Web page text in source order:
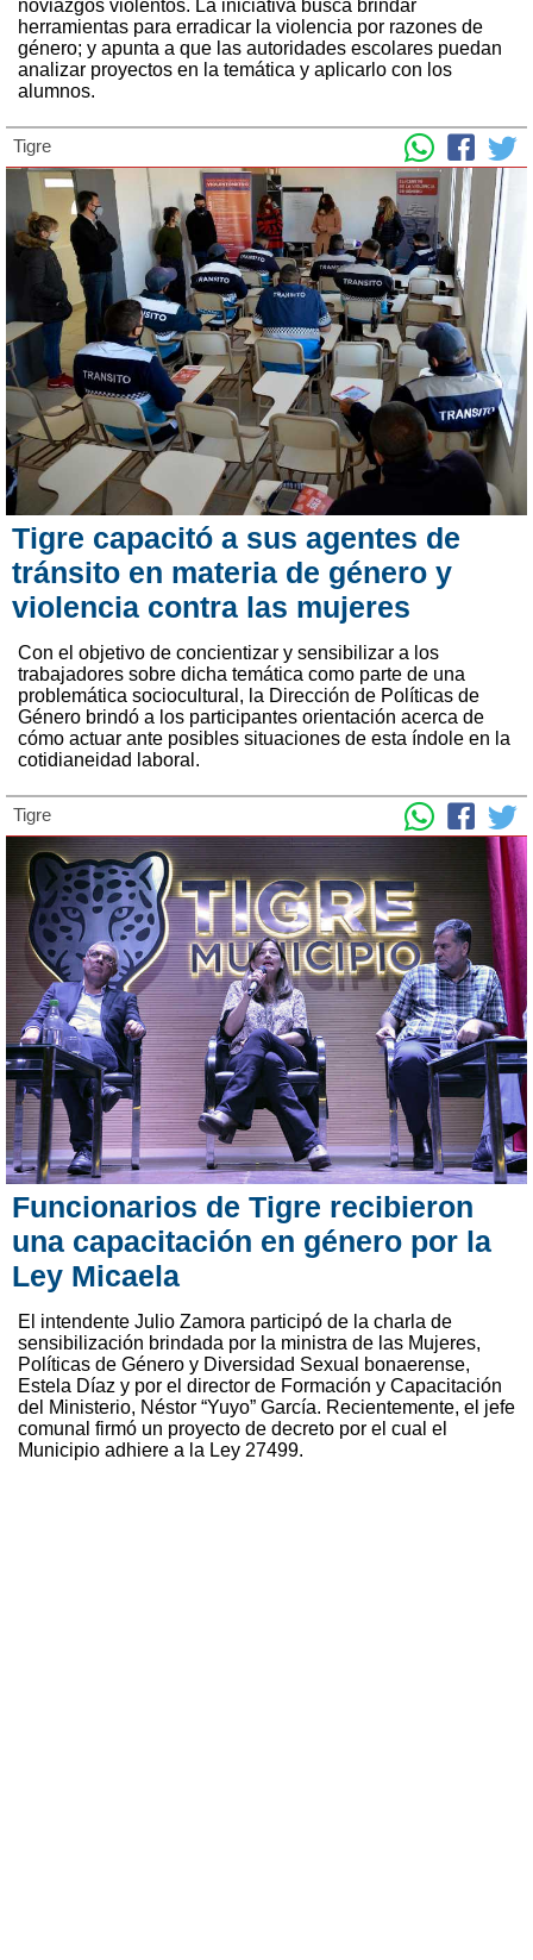
noviazgos violentos. La iniciativa busca brindar
herramientas para erradicar la violencia por razones de
género; y apunta a que las autoridades escolares puedan
analizar proyectos en la temática y aplicarlo con los
alumnos.
Tigre
Tigre capacitó a sus agentes de
tránsito en materia de género y
violencia contra las mujeres
Con el objetivo de concientizar y sensibilizar a los
trabajadores sobre dicha temática como parte de una
problemática sociocultural, la Dirección de Políticas de
Género brindó a los participantes orientación acerca de
cómo actuar ante posibles situaciones de esta índole en la
cotidianeidad laboral.
Tigre
Funcionarios de Tigre recibieron
una capacitación en género por la
Ley Micaela
El intendente Julio Zamora participó de la charla de
sensibilización brindada por la ministra de las Mujeres,
Políticas de Género y Diversidad Sexual bonaerense,
Estela Díaz y por el director de Formación y Capacitación
del Ministerio, Néstor “Yuyo” García. Recientemente, el jefe
comunal firmó un proyecto de decreto por el cual el
Municipio adhiere a la Ley 27499.